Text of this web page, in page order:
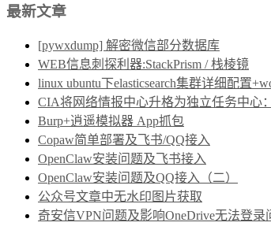
最新文章
[pywxdump] 解密微信部分数据库
WEB信息刺探利器:StackPrism / 栈棱镜
linux ubuntu下elasticsearch集群详细配置
CIA将网络情报中心升格为独立任务中心
Burp+逍遥模拟器 App抓包
Copaw简单部署及飞书/QQ接入
OpenClaw安装问题及飞书接入
OpenClaw安装问题及QQ接入（二）
公众号文章中无水印图片获取
奇安信VPN问题及影响OneDrive无法登录